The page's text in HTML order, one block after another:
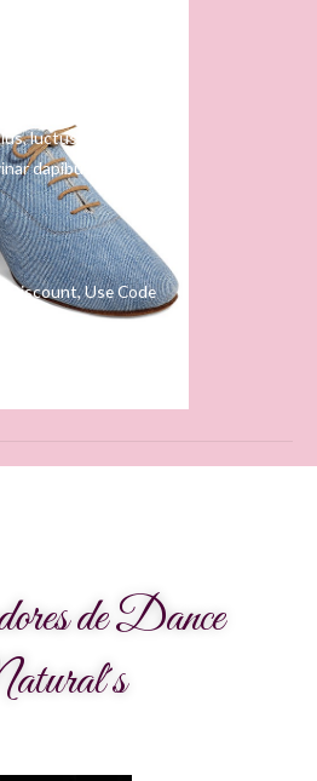
consectetur
luctus nec
dapibus leo.
Use Code
de Dance